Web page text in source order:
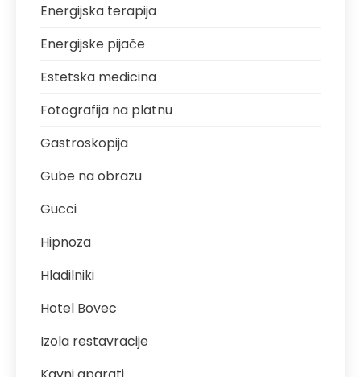
Energijska terapija
Energijske pijače
Estetska medicina
Fotografija na platnu
Gastroskopija
Gube na obrazu
Gucci
Hipnoza
Hladilniki
Hotel Bovec
Izola restavracije